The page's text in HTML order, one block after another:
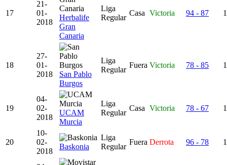
17
21-
01-
2018
Herbalife
Gran
Canaria
Liga
Regular
Casa Victoria 94 - 87
18
27-
01-
2018
San Pablo
Burgos
Liga
Regular
Fuera Victoria 78 - 85
19
04-
02-
2018
UCAM
Murcia
Liga
Regular
Casa Victoria 78 - 67
20
10-
02-
2018
Baskonia
Liga
Regular
Fuera Derrota 96 - 78